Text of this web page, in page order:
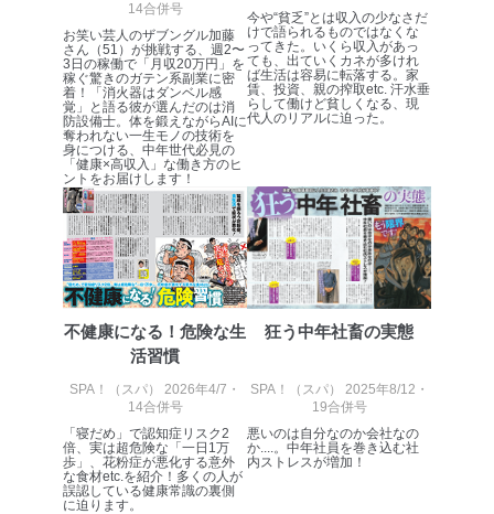
14合併号
お笑い芸人のザブングル加藤
さん（51）が挑戦する、週2〜
3日の稼働で「月収20万円」を
稼ぐ驚きのガテン系副業に密
着！「消火器はダンベル感
覚」と語る彼が選んだのは消
防設備士。体を鍛えながらAIに
奪われない一生モノの技術を
身につける、中年世代必見の
「健康×高収入」な働き方のヒ
ントをお届けします！
今や“貧乏”とは収入の少なさだ
けで語られるものではなくな
ってきた。いくら収入があっ
ても、出ていくカネが多けれ
ば生活は容易に転落する。家
賃、投資、親の搾取etc. 汗水垂
らして働けど貧しくなる、現
代人のリアルに迫った。
不健康になる！危険な生
活習慣
SPA！（スパ） 2026年4/7・
14合併号
「寝だめ」で認知症リスク2
倍、実は超危険な「一日1万
歩」、花粉症が悪化する意外
な食材etc.を紹介！多くの人が
誤認している健康常識の裏側
に迫ります。
狂う中年社畜の実態
SPA！（スパ） 2025年8/12・
19合併号
悪いのは自分なのか会社なの
か....。中年社員を巻き込む社
内ストレスが増加！